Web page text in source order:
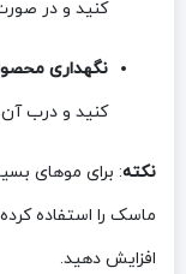
کنید و در
نگهداری
کنید و درب آن
نکته: برای موهای
افزایش دهید.